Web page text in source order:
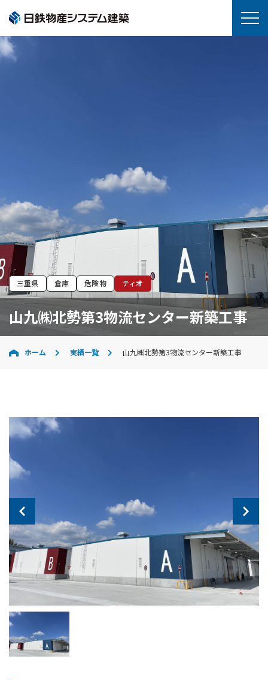
三重県 倉庫 危険物 ティオ
山九㈱北勢第3物流センター新築工事
ホーム 実績一覧 山九㈱北勢第3物流センター新築工事